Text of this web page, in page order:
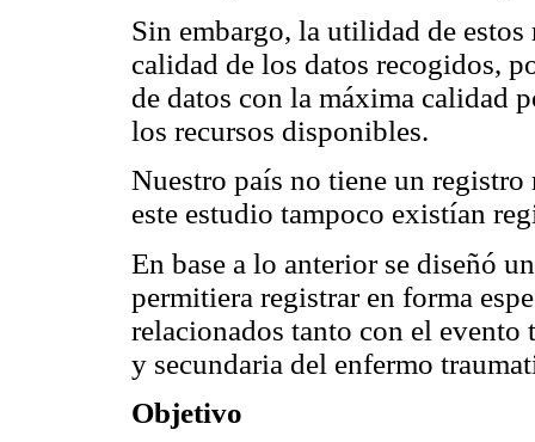
Sin embargo, la utilidad de estos
calidad de los datos recogidos,
de datos con la máxima calidad
los recursos disponibles.
Nuestro país no tiene un
este estudio tampoco existían
En base a lo anterior se diseñó
permitiera registrar en forma
relacionados tanto con el
y secundaria del enfermo
Objetivo